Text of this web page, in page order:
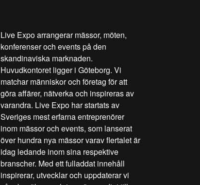
Live Expo arrangerar mässor, möten,
konferenser och events på den
skandinaviska marknaden.
Huvudkontoret ligger i Göteborg. Vi
matchar människor och företag för att
göra affärer, nätverka och inspireras av
varandra. Live Expo har startats av
Sveriges mest erfarna entreprenörer
inom mässor och events, som lanserat
över hundra nya mässor varav flertalet är
idag ledande inom sina respektive
branscher. Med ett fulladdat innehåll
inspirerar, utvecklar och uppdaterar vi